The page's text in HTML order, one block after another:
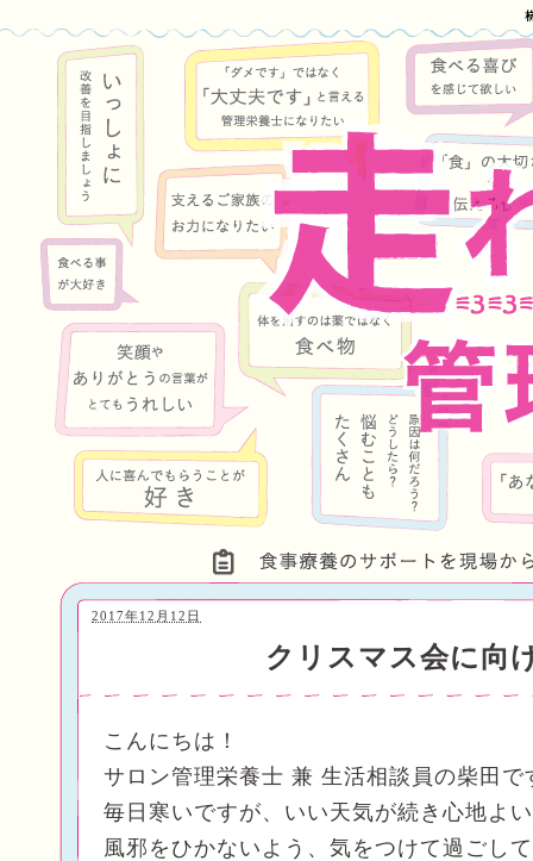
クリスマス会に向
2017年12月12日
こんにちは！
サロン管理栄養士 兼 生活相談員の柴田で
毎日寒いですが、いい天気が続き心地よ
風邪をひかないよう、気をつけて過ごし